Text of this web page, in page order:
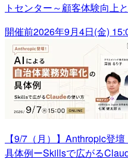
トセンター～顧客体験向上
開催前2026年9月4日(金)
【9/7（月）】Anthropic登
具体例ーSkillsで広がる